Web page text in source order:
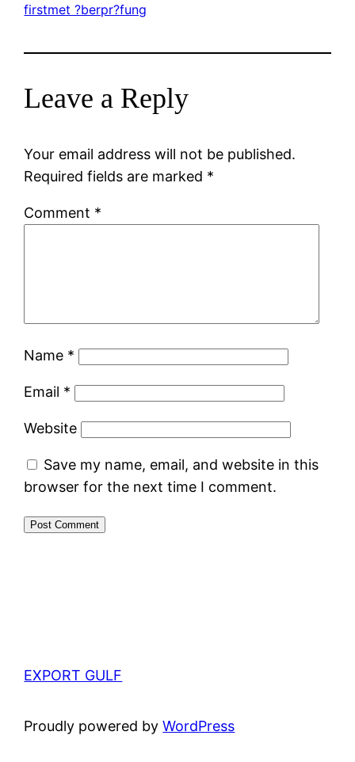
firstmet ?berpr?fung
Leave a Reply
Your email address will not be published.
Required fields are marked *
Comment *
Name *
Email *
Website
Save my name, email, and website in this
browser for the next time I comment.
EXPORT GULF
Proudly powered byWordPress